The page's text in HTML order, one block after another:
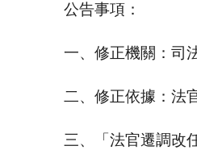
公告事項：
一、修正機關：司
二、修正依據：法
三、「法官遷調改